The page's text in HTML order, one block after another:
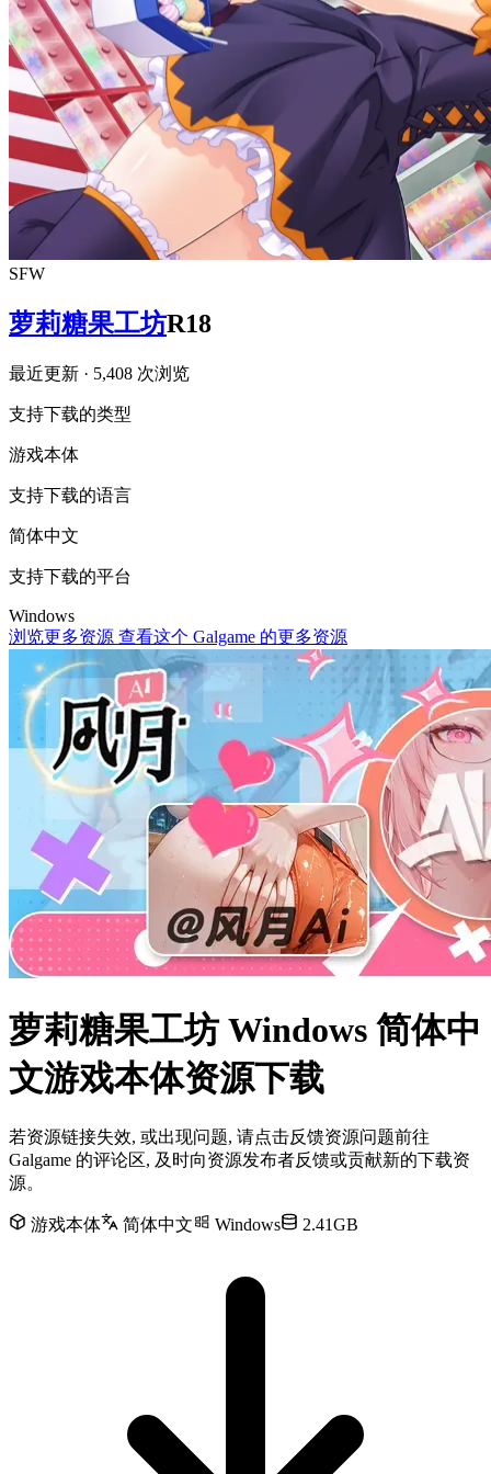
SFW
萝莉糖果工坊R18
最近更新 · 5,408 次浏览
支持下载的类型
游戏本体
支持下载的语言
简体中文
支持下载的平台
Windows
浏览更多资源 查看这个 Galgame 的更多资源
萝莉糖果工坊 Windows 简体中
文游戏本体资源下载
若资源链接失效, 或出现问题, 请点击反馈资源问题前往
Galgame 的评论区, 及时向资源发布者反馈或贡献新的下载资
源。
游戏本体 简体中文 Windows 2.41GB